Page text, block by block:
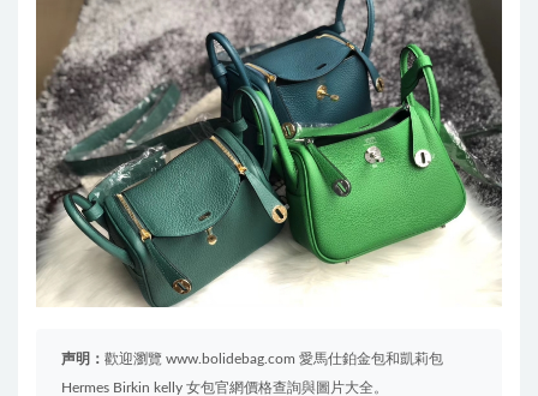
声明： 歡迎瀏覽 www.bolidebag.com 愛馬仕鉑金包和凱莉包
Hermes Birkin kelly 女包官網價格查詢與圖片大全。